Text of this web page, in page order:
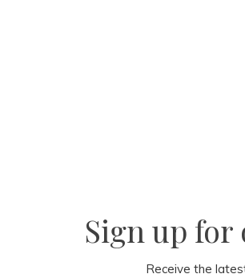
Sign up
Receive the